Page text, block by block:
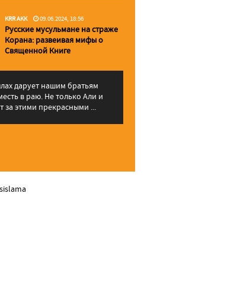
KRR AKK 09.06.2024, 18:56
Русские мусульмане на страже
Корана: pазвеивая мифы о
Священной Книге
дарует нашим братьям
в раю. Не только Али и
за этими прекрасными ...